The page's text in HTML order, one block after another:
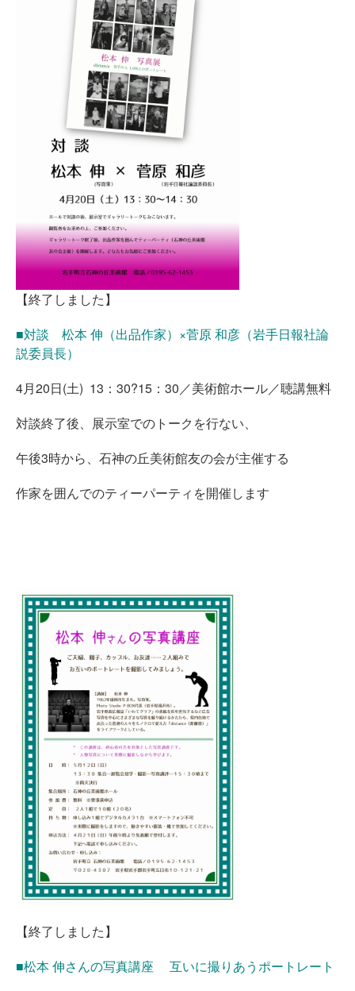
【終了しました】
■対談 松本 伸（出品作家）×菅原 和彦（岩手日報社論
説委員長）
4月20日(土) 13：30?15：30／美術館ホール／聴講無料
対談終了後、展示室でのトークを行ない、
午後3時から、石神の丘美術館友の会が主催する
作家を囲んでのティーパーティを開催します
【終了しました】
■松本 伸さんの写真講座 互いに撮りあうポートレート